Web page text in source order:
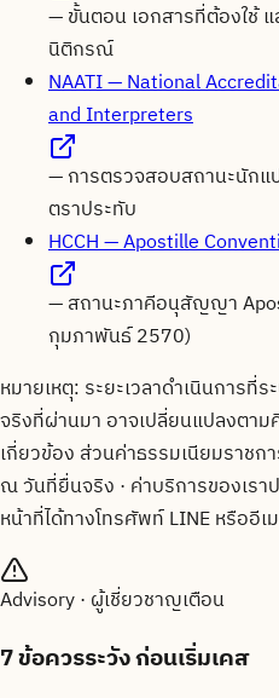
—ขั้นตอน เอกสารที่ต้องใช้
นิติกรณ์
NAATI — National
and Interpreters
—การตรวจสอบสถานะนักแ
ตราประทับ
HCCH — Apostille
—สถานะภาคีอนุสัญญา
กุมภาพันธ์ 2570)
หมายเหตุ: ระยะเวลาดำเนินการที่
จริงที่ผ่านมา อาจเปลี่ยนแปลงตา
เกี่ยวข้อง ส่วนค่าธรรมเนียมราช
ณ วันที่ยื่นจริง · ค่าบริการของเรา
หน้าที่ได้ทางโทรศัพท์ LINE หรืออีเ
Advisory · ผู้เชี่ยวชาญเตือน
7ข้อควรระวัง ก่อนเริ่มเคส